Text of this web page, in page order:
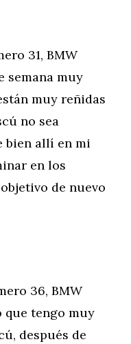
31, BMW
semana muy
muy reñidas
no sea
bien allí en mi
en los
de nuevo
36, BMW
que tengo muy
después de